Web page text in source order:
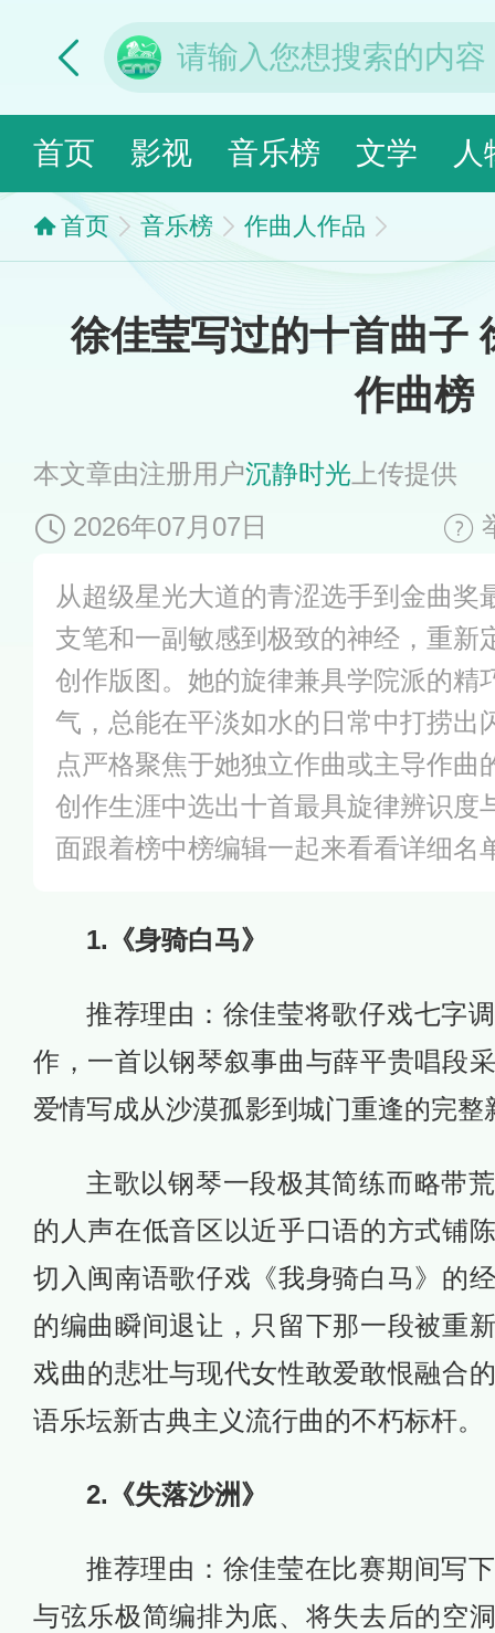
首页 影视 音乐榜 文学 人
首页 音乐榜 作曲人作品
徐佳莹写过的十首曲子
作曲榜
本文章由注册用户沉静时光 上传提供
2026年07月07日
从超级星光大道的青涩选手到金曲奖
支笔和一副敏感到极致的神经，重新
创作版图。她的旋律兼具学院派的精
气，总能在平淡如水的日常中打捞出
点严格聚焦于她独立作曲或主导作曲
创作生涯中选出十首最具旋律辨识度
面跟着榜中榜编辑一起来看看详细名
1.《身骑白马》
推荐理由：徐佳莹将歌仔戏七字
作，一首以钢琴叙事曲与薛平贵唱段
爱情写成从沙漠孤影到城门重逢的完整
主歌以钢琴一段极其简练而略带
的人声在低音区以近乎口语的方式铺
切入闽南语歌仔戏《我身骑白马》的
的编曲瞬间退让，只留下那一段被重
戏曲的悲壮与现代女性敢爱敢恨融合
语乐坛新古典主义流行曲的不朽标杆。
2.《失落沙洲》
推荐理由：徐佳莹在比赛期间写
与弦乐极简编排为底、将失去后的空